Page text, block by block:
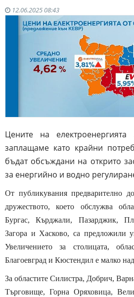
12.06.2025 08:43
Цените на
заплащаме като крайни
бъдат обсъждани на открито
за енергийно и водно
От публикувания предварително
дружеството, което обслужва
Бургас, Кърджали, Пазарджик,
Загора и Хасково, са предложили
Увеличението за столицата,
Благоевград и Кюстендил е малко
За областите Силистра, Добрич,
Търговище, Горна Оряховица,